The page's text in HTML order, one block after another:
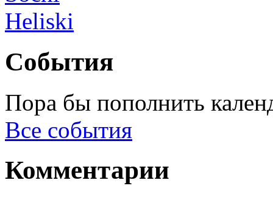
События
Пора бы пополнить
Все события
Комментарии